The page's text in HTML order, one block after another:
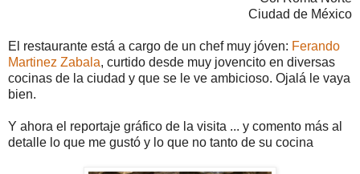
Ciudad de México
El restaurante está a cargo de un chef muy jóven: Ferando
Martinez Zabala, curtido desde muy jovencito en diversas
cocinas de la ciudad y que se le ve ambicioso. Ojalá le vaya
bien.
Y ahora el reportaje gráfico de la visita ... y comento más al
detalle lo que me gustó y lo que no tanto de su cocina